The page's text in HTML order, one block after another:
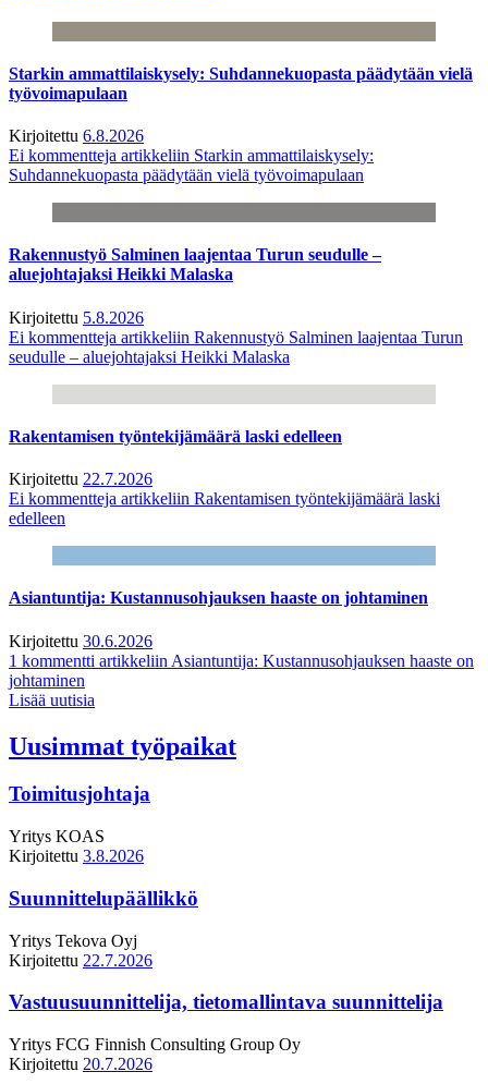
Starkin ammattilaiskysely: Suhdannekuopasta päädytään vielä
työvoimapulaan
Kirjoitettu 6.8.2026
Ei kommentteja artikkeliin Starkin ammattilaiskysely:
Suhdannekuopasta päädytään vielä työvoimapulaan
Rakennustyö Salminen laajentaa Turun seudulle –
aluejohtajaksi Heikki Malaska
Kirjoitettu 5.8.2026
Ei kommentteja artikkeliin Rakennustyö Salminen laajentaa Turun
seudulle – aluejohtajaksi Heikki Malaska
Rakentamisen työntekijämäärä laski edelleen
Kirjoitettu 22.7.2026
Ei kommentteja artikkeliin Rakentamisen työntekijämäärä laski
edelleen
Asiantuntija: Kustannusohjauksen haaste on johtaminen
Kirjoitettu 30.6.2026
1 kommentti artikkeliin Asiantuntija: Kustannusohjauksen haaste on
johtaminen
Lisää uutisia
Uusimmat työpaikat
Toimitusjohtaja
Yritys KOAS
Kirjoitettu 3.8.2026
Suunnittelupäällikkö
Yritys Tekova Oyj
Kirjoitettu 22.7.2026
Vastuusuunnittelija, tietomallintava suunnittelija
Yritys FCG Finnish Consulting Group Oy
Kirjoitettu 20.7.2026